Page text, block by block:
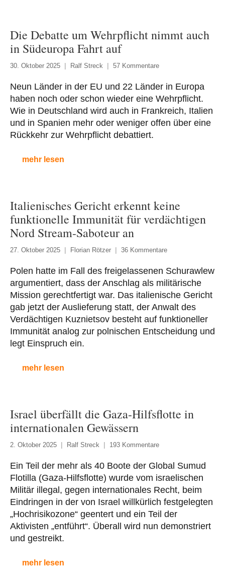
Die Debatte um Wehrpflicht nimmt auch
in Südeuropa Fahrt auf
30. Oktober 2025 Ralf Streck 57 Kommentare
Neun Länder in der EU und 22 Länder in Europa
haben noch oder schon wieder eine Wehrpflicht.
Wie in Deutschland wird auch in Frankreich, Italien
und in Spanien mehr oder weniger offen über eine
Rückkehr zur Wehrpflicht debattiert.
mehr lesen
Italienisches Gericht erkennt keine
funktionelle Immunität für verdächtigen
Nord Stream-Saboteur an
27. Oktober 2025 Florian Rötzer 36 Kommentare
Polen hatte im Fall des freigelassenen Schurawlew
argumentiert, dass der Anschlag als militärische
Mission gerechtfertigt war. Das italienische Gericht
gab jetzt der Auslieferung statt, der Anwalt des
Verdächtigen Kuznietsov besteht auf funktioneller
Immunität analog zur polnischen Entscheidung und
legt Einspruch ein.
mehr lesen
Israel überfällt die Gaza-Hilfsflotte in
internationalen Gewässern
2. Oktober 2025 Ralf Streck 193 Kommentare
Ein Teil der mehr als 40 Boote der Global Sumud
Flotilla (Gaza-Hilfsflotte) wurde vom israelischen
Militär illegal, gegen internationales Recht, beim
Eindringen in der von Israel willkürlich festgelegten
„Hochrisikozone“ geentert und ein Teil der
Aktivisten „entführt“. Überall wird nun demonstriert
und gestreikt.
mehr lesen